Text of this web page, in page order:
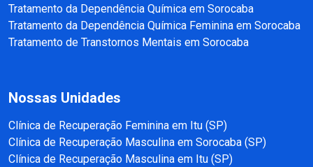
Tratamento da Dependência Química em Sorocaba
Tratamento da Dependência Química Feminina em Sorocaba
Tratamento de Transtornos Mentais em Sorocaba
Nossas Unidades
Clínica de Recuperação Feminina em Itu (SP)
Clínica de Recuperação Masculina em Sorocaba (SP)
Clínica de Recuperação Masculina em Itu (SP)